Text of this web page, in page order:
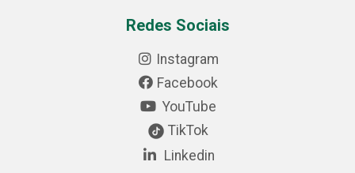
Redes Sociais
Instagram
Facebook
YouTube
TikTok
Linkedin